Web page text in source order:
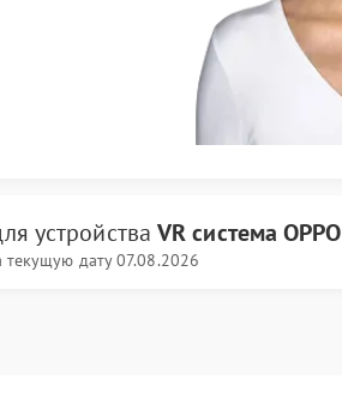
устройстваVR система OPPO
текущую дату 07.08.2026